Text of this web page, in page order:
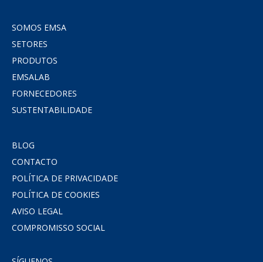
SOMOS EMSA
SETORES
PRODUTOS
EMSALAB
FORNECEDORES
SUSTENTABILIDADE
BLOG
CONTACTO
POLÍTICA DE PRIVACIDADE
POLÍTICA DE COOKIES
AVISO LEGAL
COMPROMISSO SOCIAL